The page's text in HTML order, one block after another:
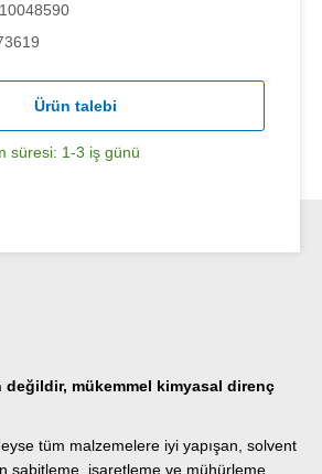
10048590
Ürün talebi
süresi: 1-3 iş günü
değildir, mükemmel kimyasal direnç
tüm malzemelere iyi yapışan, solvent
sabitleme, işaretleme ve mühürleme